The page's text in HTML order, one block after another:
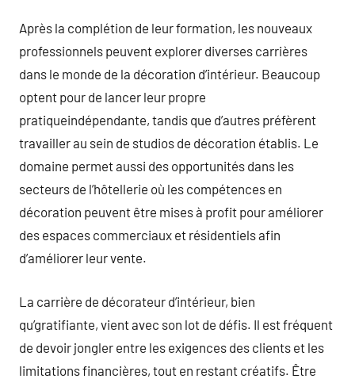
Après la complétion de leur formation, les nouveaux
professionnels peuvent explorer diverses carrières
dans le monde de la décoration d’intérieur. Beaucoup
optent pour de lancer leur propre
pratiqueindépendante, tandis que d’autres préfèrent
travailler au sein de studios de décoration établis. Le
domaine permet aussi des opportunités dans les
secteurs de l’hôtellerie où les compétences en
décoration peuvent être mises à profit pour améliorer
des espaces commerciaux et résidentiels afin
d’améliorer leur vente.
La carrière de décorateur d’intérieur, bien
qu’gratifiante, vient avec son lot de défis. Il est fréquent
de devoir jongler entre les exigences des clients et les
limitations financières, tout en restant créatifs. Être